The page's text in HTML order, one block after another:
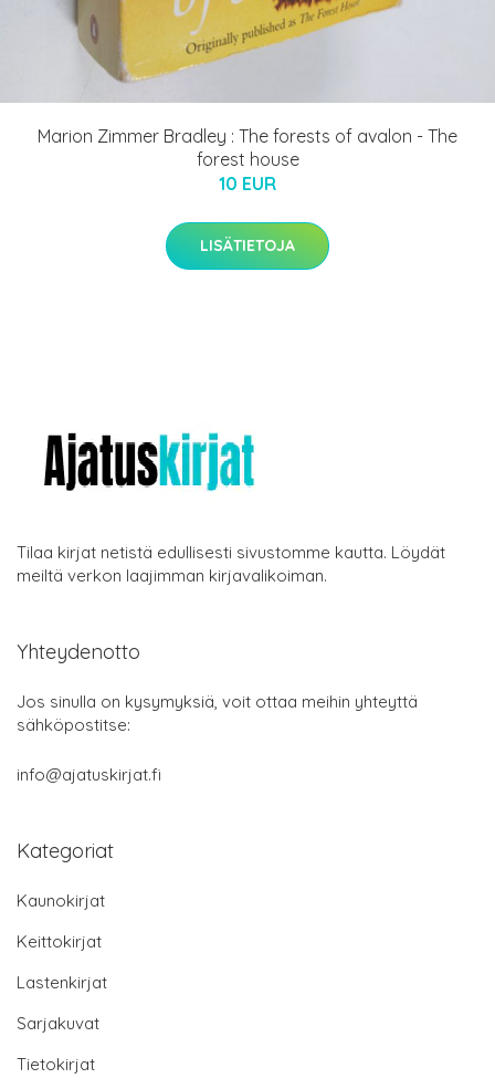
Marion Zimmer Bradley : The forests of avalon - The
forest house
10 EUR
LISÄTIETOJA
Tilaa kirjat netistä edullisesti sivustomme kautta. Löydät
meiltä verkon laajimman kirjavalikoiman.
Yhteydenotto
Jos sinulla on kysymyksiä, voit ottaa meihin yhteyttä
sähköpostitse:
info@ajatuskirjat.fi
Kategoriat
Kaunokirjat
Keittokirjat
Lastenkirjat
Sarjakuvat
Tietokirjat